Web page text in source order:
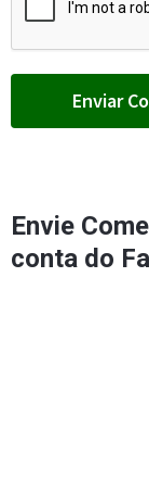
Envie
conta do